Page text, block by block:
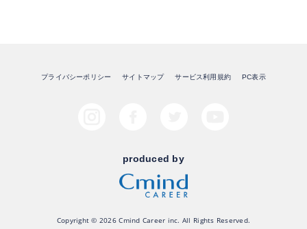
プライバシーポリシー サイトマップ サービス利用規約 PC表示
produced by
Copyright © 2026 Cmind Career inc. All Rights Reserved.